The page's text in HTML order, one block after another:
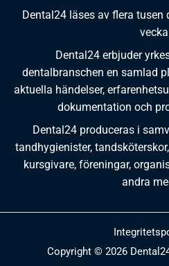
Dental24 läses av flera tusen
Dental24 erbjuder
dentalbranschen en samlad
aktuella händelser,
dokumentation och
Dental24 produceras i
tandhygienister,
kursgivare, föreningar,
andra
Copyright © 2026